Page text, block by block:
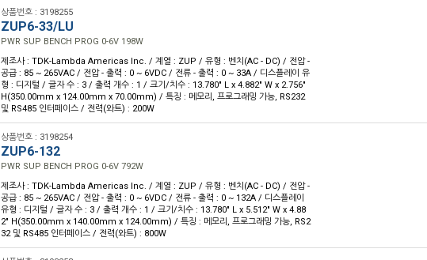
상품번호 : 3198255
ZUP6-33/LU
PWR SUP BENCH PROG 0-6V 198W
제조사 : TDK-Lambda Americas Inc. / 계열 : ZUP / 유형 : 벤치(AC - DC) / 전압 -
공급 : 85 ~ 265VAC / 전압 - 출력 : 0 ~ 6VDC / 전류 - 출력 : 0 ~ 33A / 디스플레이 유
형 : 디지털 / 글자 수 : 3 / 출력 개수 : 1 / 크기/치수 : 13.780" L x 4.882" W x 2.756"
H(350.00mm x 124.00mm x 70.00mm) / 특징 : 메모리, 프로그래밍 가능, RS232
및 RS485 인터페이스 / 전력(와트) : 200W
상품번호 : 3198254
ZUP6-132
PWR SUP BENCH PROG 0-6V 792W
제조사 : TDK-Lambda Americas Inc. / 계열 : ZUP / 유형 : 벤치(AC - DC) / 전압 -
공급 : 85 ~ 265VAC / 전압 - 출력 : 0 ~ 6VDC / 전류 - 출력 : 0 ~ 132A / 디스플레이
유형 : 디지털 / 글자 수 : 3 / 출력 개수 : 1 / 크기/치수 : 13.780" L x 5.512" W x 4.88
2" H(350.00mm x 140.00mm x 124.00mm) / 특징 : 메모리, 프로그래밍 가능, RS2
32 및 RS485 인터페이스 / 전력(와트) : 800W